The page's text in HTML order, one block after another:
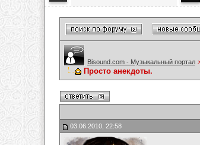
Bisound.com - Музыкальный портал
Просто анекдоты.
03.06.2010, 22:58